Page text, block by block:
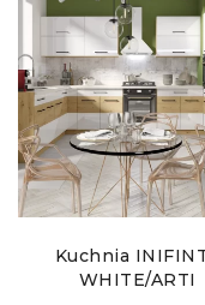
Kuchnia
WHITE/ARTI